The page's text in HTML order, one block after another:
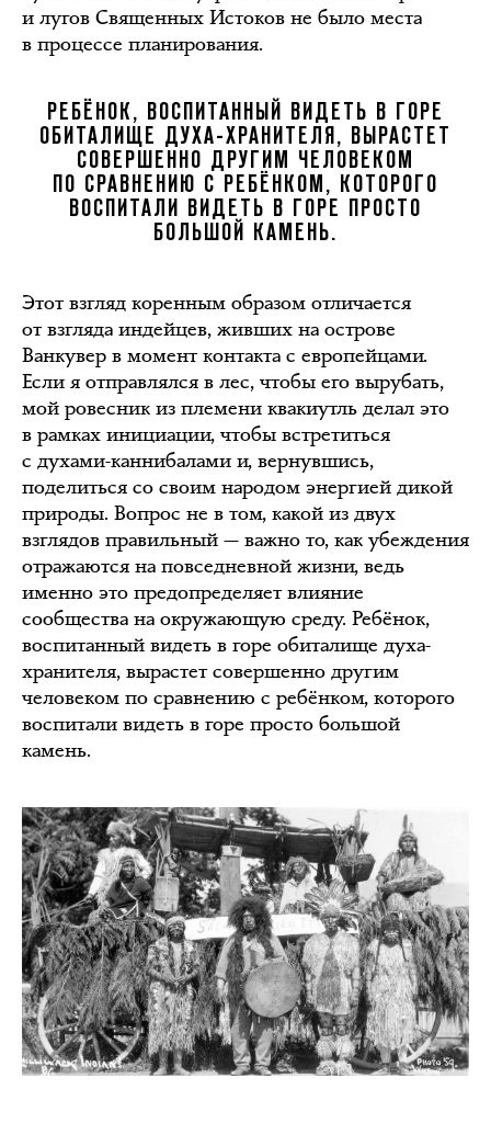
и лугов Священных Истоков не было места
в процессе планирования.
РЕБЁНОК, ВОСПИТАННЫЙ ВИДЕТЬ В ГОРЕ
ОБИТАЛИЩЕ ДУХА-ХРАНИТЕЛЯ, ВЫРАСТЕТ
СОВЕРШЕННО ДРУГИМ ЧЕЛОВЕКОМ
ПО СРАВНЕНИЮ С РЕБЁНКОМ, КОТОРОГО
ВОСПИТАЛИ ВИДЕТЬ В ГОРЕ ПРОСТО
БОЛЬШОЙ КАМЕНЬ.
Этот взгляд коренным образом отличается
от взгляда индейцев, живших на острове
Ванкувер в момент контакта с европейцами.
Если я отправлялся в лес, чтобы его вырубать,
мой ровесник из племени квакиутль делал это
в рамках инициации, чтобы встретиться
с духами-каннибалами и, вернувшись,
поделиться со своим народом энергией дикой
природы. Вопрос не в том, какой из двух
взглядов правильный — важно то, как убеждения
отражаются на повседневной жизни, ведь
именно это предопределяет влияние
сообщества на окружающую среду. Ребёнок,
воспитанный видеть в горе обиталище духа-
хранителя, вырастет совершенно другим
человеком по сравнению с ребёнком, которого
воспитали видеть в горе просто большой
камень.